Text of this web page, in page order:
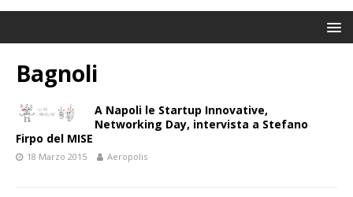
Bagnoli
A Napoli le Startup Innovative,
Networking Day, intervista a Stefano
Firpo del MISE
18 Marzo 2015 Aeropolis